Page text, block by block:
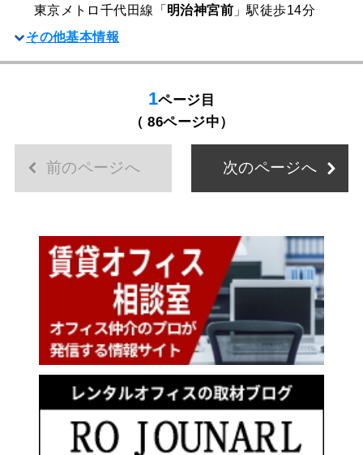
東京メトロ千代田線「 明治神宮前 」駅徒歩14分
その他基本情報
1ページ目
（ 86ページ中）
前のページへ 次のページへ